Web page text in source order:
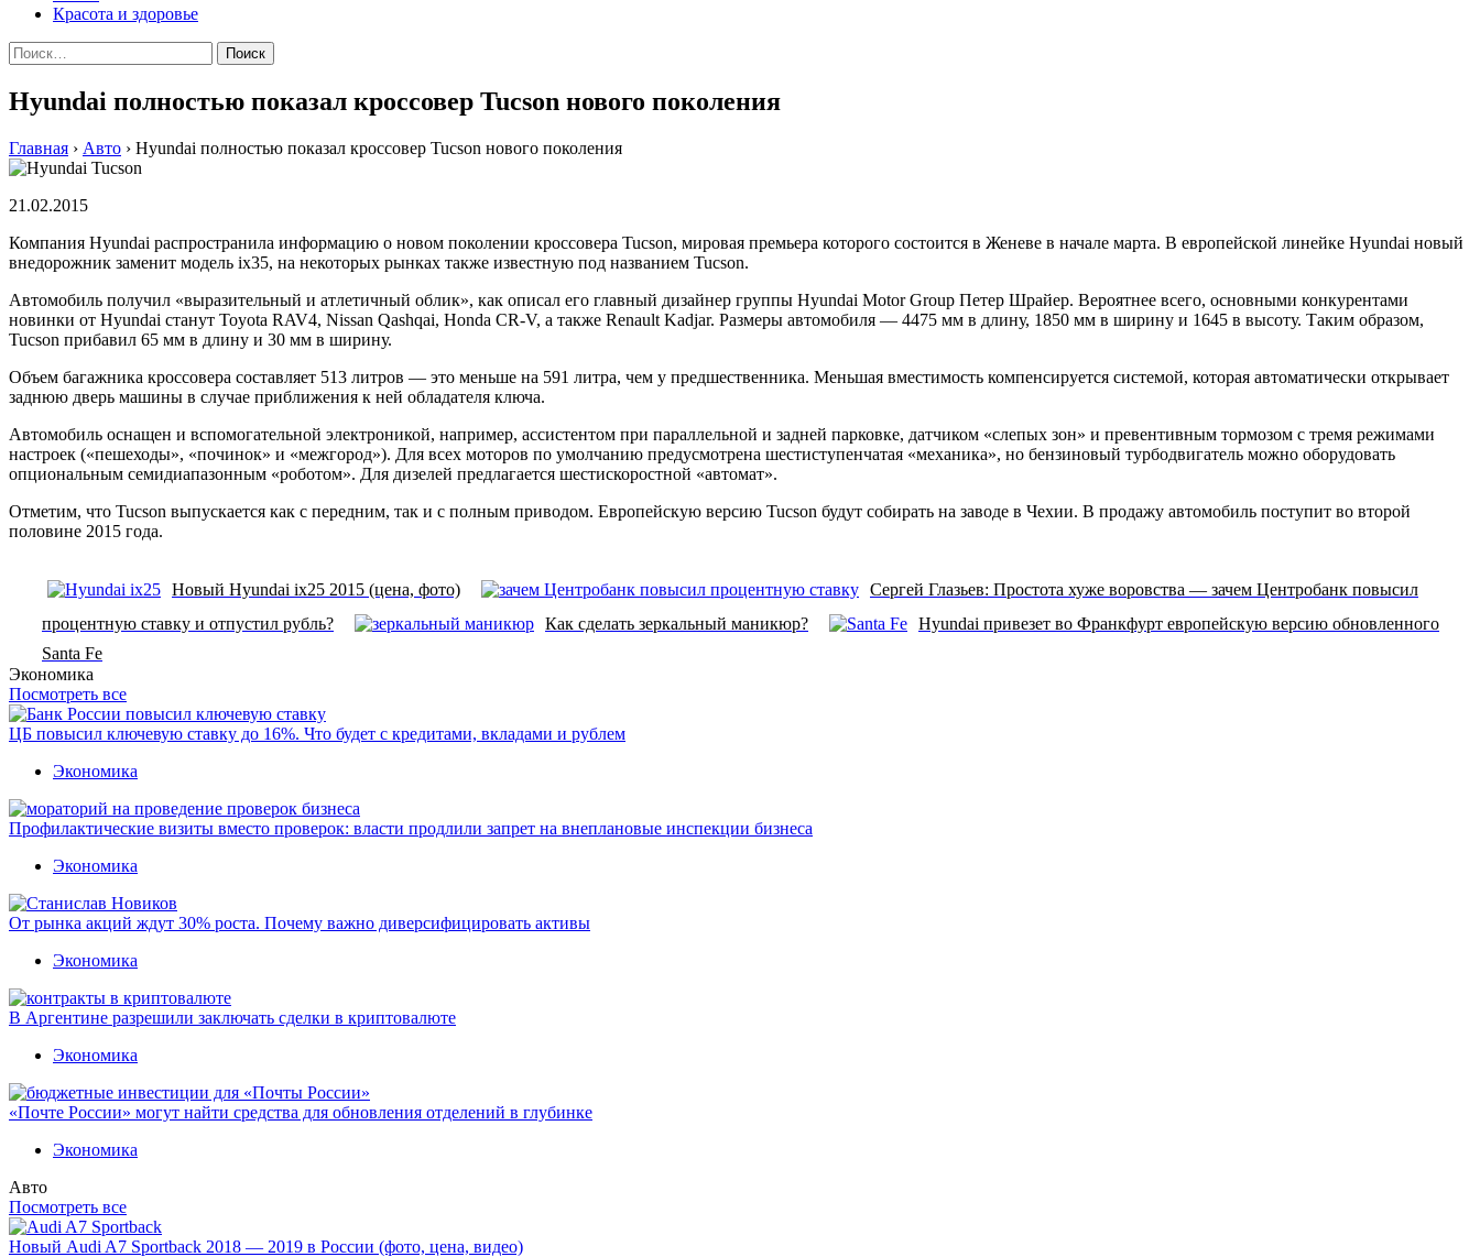
Красота и здоровье
Найти:
Hyundai полностью показал кроссовер Tucson нового поколения
Главная › Авто › Hyundai полностью показал кроссовер Tucson нового поколения
21.02.2015
Компания Hyundai распространила информацию о новом поколении кроссовера Tucson, мировая премьера которого состоится в Женеве в начале марта. В европейской линейке Hyundai новый
внедорожник заменит модель ix35, на некоторых рынках также известную под названием Tucson.
Автомобиль получил «выразительный и атлетичный облик», как описал его главный дизайнер группы Hyundai Motor Group Петер Шрайер. Вероятнее всего, основными конкурентами
новинки от Hyundai станут Toyota RAV4, Nissan Qashqai, Honda CR-V, а также Renault Kadjar. Размеры автомобиля — 4475 мм в длину, 1850 мм в ширину и 1645 в высоту. Таким образом,
Tucson прибавил 65 мм в длину и 30 мм в ширину.
Объем багажника кроссовера составляет 513 литров — это меньше на 591 литра, чем у предшественника. Меньшая вместимость компенсируется системой, которая автоматически открывает
заднюю дверь машины в случае приближения к ней обладателя ключа.
Автомобиль оснащен и вспомогательной электроникой, например, ассистентом при параллельной и задней парковке, датчиком «слепых зон» и превентивным тормозом с тремя режимами
настроек («пешеходы», «починок» и «межгород»). Для всех моторов по умолчанию предусмотрена шестиступенчатая «механика», но бензиновый турбодвигатель можно оборудовать
опциональным семидиапазонным «роботом». Для дизелей предлагается шестискоростной «автомат».
Отметим, что Tucson выпускается как с передним, так и с полным приводом. Европейскую версию Tucson будут собирать на заводе в Чехии. В продажу автомобиль поступит во второй
половине 2015 года.
Новый Hyundai ix25 2015 (цена, фото)
Сергей Глазьев: Простота хуже воровства — зачем Центробанк повысил
процентную ставку и отпустил рубль?
Как сделать зеркальный маникюр?
Hyundai привезет во Франкфурт европейскую версию обновленного
Santa Fe
Экономика
Посмотреть все
ЦБ повысил ключевую ставку до 16%. Что будет с кредитами, вкладами и рублем
Экономика
Профилактические визиты вместо проверок: власти продлили запрет на внеплановые инспекции бизнеса
Экономика
От рынка акций ждут 30% роста. Почему важно диверсифицировать активы
Экономика
В Аргентине разрешили заключать сделки в криптовалюте
Экономика
«Почте России» могут найти средства для обновления отделений в глубинке
Экономика
Авто
Посмотреть все
Новый Audi A7 Sportback 2018 — 2019 в России (фото, цена, видео)